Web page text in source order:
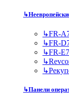
↳
↳FR-
↳FR-
↳FR-
↳
↳
↳Панели